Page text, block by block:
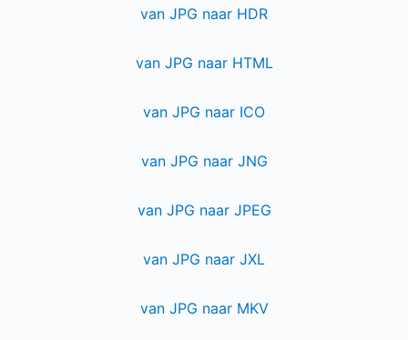
van JPG naar HDR
van JPG naar HTML
van JPG naar ICO
van JPG naar JNG
van JPG naar JPEG
van JPG naar JXL
van JPG naar MKV